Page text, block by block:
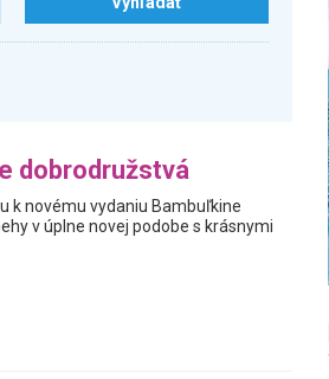
dobrodružstvá
k novému vydaniu Bambuľkine
v úplne novej podobe s krásnymi